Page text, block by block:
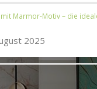
Marmor-Motiv – die
2025